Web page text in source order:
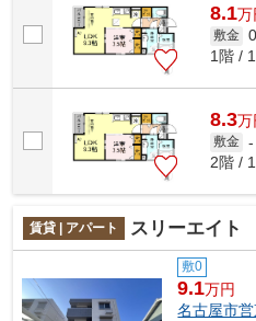
8.1万
敷金
1階 /
8.3万
敷金 -
2階 /
賃貸 | アパート スリーエイト
敷0
9.1万円
名古屋市